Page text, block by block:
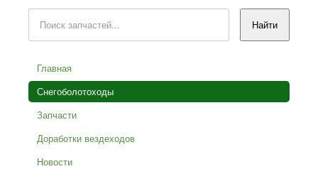
Главная
Снегоболотоходы
Запчасти
Доработки вездеходов
Новости